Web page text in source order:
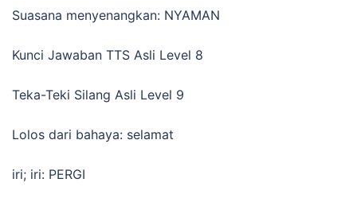
Suasana menyenangkan: NYAMAN
Kunci Jawaban TTS Asli Level 8
Teka-Teki Silang Asli Level 9
Lolos dari bahaya: selamat
iri; iri: PERGI